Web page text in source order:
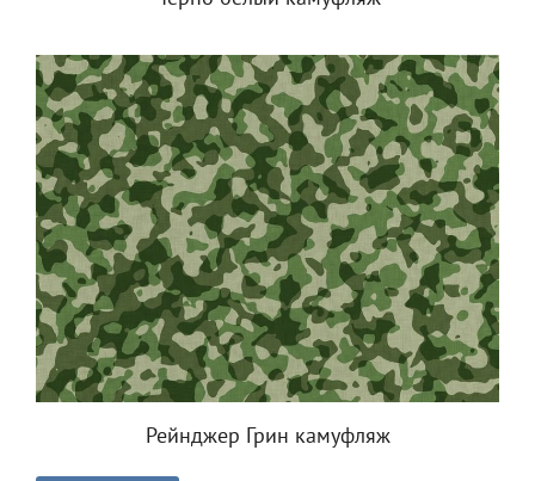
Рейнджер Грин камуфляж